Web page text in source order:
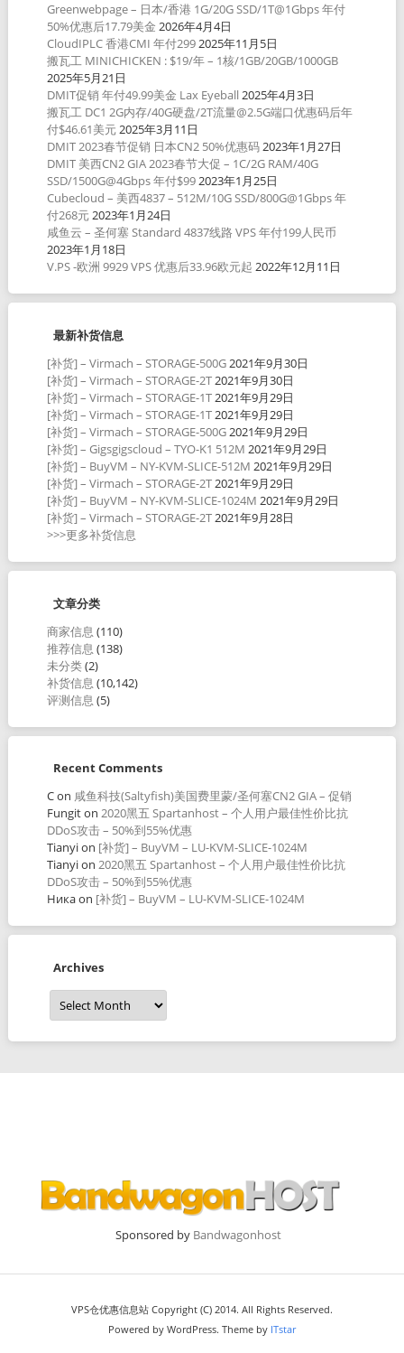
Greenwebpage – 日本/香港 1G/20G SSD/1T@1Gbps 年付
50%优惠后17.79美金 2026年4月4日
CloudIPLC 香港CMI 年付2992025年11月5日
搬瓦工 MINICHICKEN : $19/年 – 1核/1GB/20GB/1000GB
2025年5月21日
DMIT促销 年付49.99美金 Lax Eyeball 2025年4月3日
搬瓦工 DC1 2G内存/40G硬盘/2T流量@2.5G端口优惠码后年
付$46.61美元2025年3月11日
DMIT 2023春节促销 日本CN2 50%优惠码2023年1月27日
DMIT 美西CN2 GIA 2023春节大促 – 1C/2G RAM/40G
SSD/1500G@4Gbps 年付$992023年1月25日
Cubecloud – 美西4837 – 512M/10G SSD/800G@1Gbps 年
付268元2023年1月24日
咸鱼云 – 圣何塞 Standard 4837线路 VPS 年付199人民币
2023年1月18日
V.PS -欧洲 9929 VPS 优惠后33.96欧元起 2022年12月11日
最新补货信息
[补货] – Virmach – STORAGE-500G2021年9月30日
[补货] – Virmach – STORAGE-2T2021年9月30日
[补货] – Virmach – STORAGE-1T2021年9月29日
[补货] – Virmach – STORAGE-1T2021年9月29日
[补货] – Virmach – STORAGE-500G2021年9月29日
[补货] – Gigsgigscloud – TYO-K1 512M 2021年9月29日
[补货] – BuyVM – NY-KVM-SLICE-512M 2021年9月29日
[补货] – Virmach – STORAGE-2T2021年9月29日
[补货] – BuyVM – NY-KVM-SLICE-1024M 2021年9月29日
[补货] – Virmach – STORAGE-2T2021年9月28日
>>>更多补货信息
文章分类
商家信息 (110)
推荐信息 (138)
未分类(2)
补货信息 (10,142)
评测信息 (5)
Recent Comments
Con 咸鱼科技(Saltyfish)美国费里蒙/圣何塞CN2 GIA – 促销
Fungiton 2020黑五 Spartanhost – 个人用户最佳性价比抗
DDoS攻击 – 50%到55%优惠
Tianyion [补货] – BuyVM – LU-KVM-SLICE-1024M
Tianyion 2020黑五 Spartanhost – 个人用户最佳性价比抗
DDoS攻击 – 50%到55%优惠
Никаon [补货] – BuyVM – LU-KVM-SLICE-1024M
Archives
Archives
Sponsored by Bandwagonhost
VPS仓优惠信息站 Copyright (C) 2014. All Rights Reserved.
Powered by WordPress. Theme by ITstar